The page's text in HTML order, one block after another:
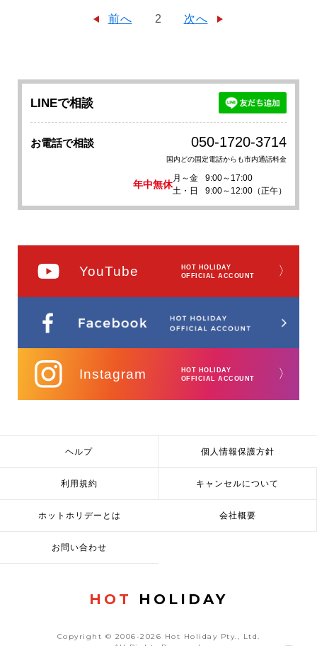
前へ 2 次へ
LINEで相談
お電話で相談 050-1720-3714
国内どの固定電話からも市内通話料金
年中無休
月～金
9:00～17:00
土・日
9:00～12:00（正午）
YouTube
HOT HOLIDAY
OFFICIAL ACCOUNT
〉
Instagram
HOT HOLIDAY
OFFICIAL ACCOUNT
〉
ヘルプ 個人情報保護方針
利用規約 キャンセルについて
ホットホリデーとは 会社概要
お問い合わせ
HOT HOLIDAY
Copyright © 2006-2026 Hot Holiday Pty., Ltd.